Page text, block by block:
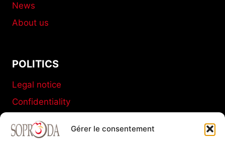
Gérer le consentement
News
About us
POLITICS
Legal notice
Confidentiality
Terms and conditions of sale
Cookies policy